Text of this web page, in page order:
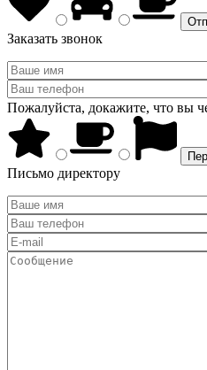
Заказать звонок
Пожалуйста, докажите, что вы
Письмо директору